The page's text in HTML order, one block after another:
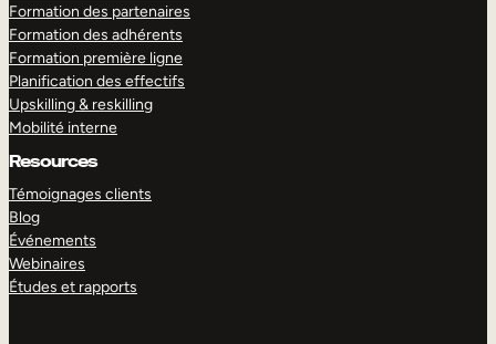
Formation des partenaires
Formation des adhérents
Formation première ligne
Planification des effectifs
Upskilling & reskilling
Mobilité interne
Resources
Témoignages clients
Blog
Événements
Webinaires
Études et rapports